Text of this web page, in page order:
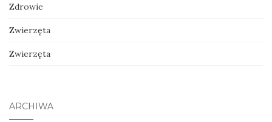
Zdrowie
Zwierzęta
Zwierzęta
ARCHIWA